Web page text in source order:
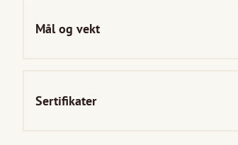
Mål og vekt
Sertifikater